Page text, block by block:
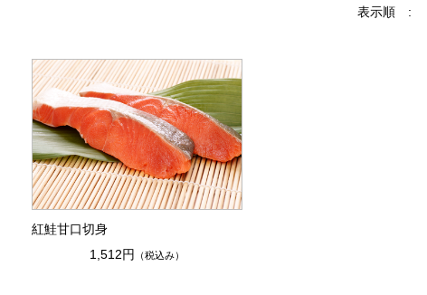
表示順 :
紅鮭甘口切身
1,512円 （税込み）